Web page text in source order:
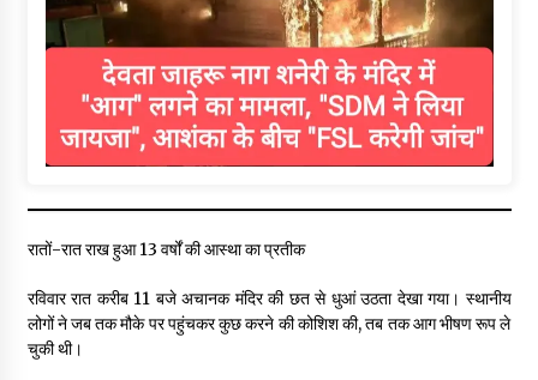
रातों-रात राख हुआ 13 वर्षों की आस्था का प्रतीक
रविवार रात करीब 11 बजे अचानक मंदिर की छत से धुआं उठता देखा गया। स्थानीय
लोगों ने जब तक मौके पर पहुंचकर कुछ करने की कोशिश की, तब तक आग भीषण रूप ले
चुकी थी।